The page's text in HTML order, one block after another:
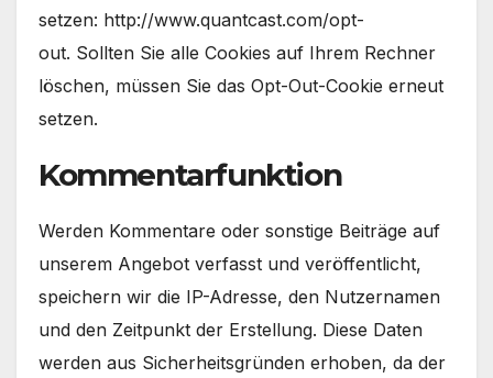
setzen: http://www.quantcast.com/opt-
out. Sollten Sie alle Cookies auf Ihrem Rechner
löschen, müssen Sie das Opt-Out-Cookie erneut
setzen.
Kommentarfunktion
Werden Kommentare oder sonstige Beiträge auf
unserem Angebot verfasst und veröffentlicht,
speichern wir die IP-Adresse, den Nutzernamen
und den Zeitpunkt der Erstellung. Diese Daten
werden aus Sicherheitsgründen erhoben, da der